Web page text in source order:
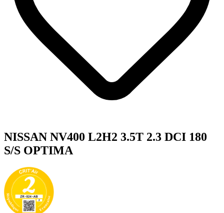
NISSAN NV400 L2H2 3.5T 2.3 DCI 180
S/S OPTIMA